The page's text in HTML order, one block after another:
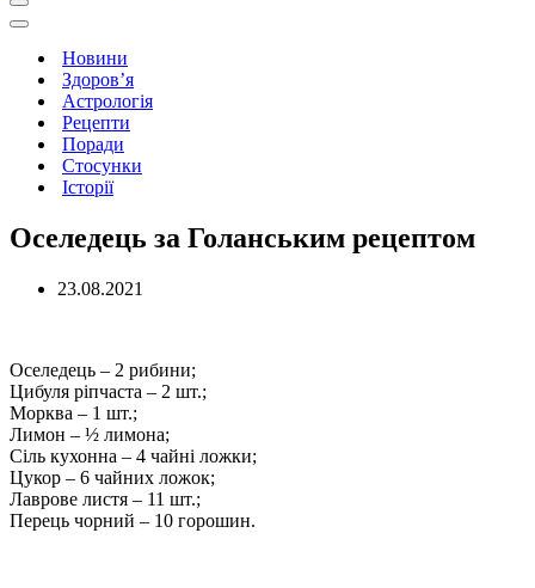
Меню
навігації
Меню
навігаціїНовини
Здоров’я
Астрологія
Рецепти
Поради
Стосунки
Історії
Оселедець за Голанським рецептом
23.08.2021
Оселедець – 2 рибини;
Цибуля ріпчаста – 2 шт.;
Морква – 1 шт.;
Лимон – ½ лимона;
Сіль кухонна – 4 чайні ложки;
Цукор – 6 чайних ложок;
Лаврове листя – 11 шт.;
Перець чорний – 10 горошин.